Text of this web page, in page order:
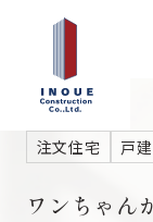
注文住宅 戸建
ワンちゃん